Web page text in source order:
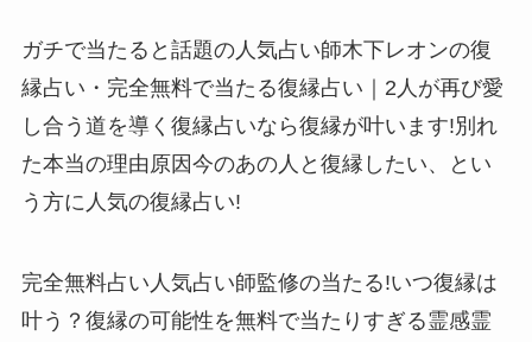
ガチで当たると話題の人気占い師木下レオンの復
縁占い・完全無料で当たる復縁占い｜2人が再び愛
し合う道を導く復縁占いなら復縁が叶います!別れ
た本当の理由原因今のあの人と復縁したい、とい
う方に人気の復縁占い!
完全無料占い人気占い師監修の当たる!いつ復縁は
叶う？復縁の可能性を無料で当たりすぎる霊感霊